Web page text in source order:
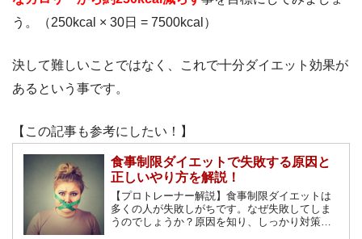
う。（250kcal × 30日 = 7500kcal）
決して難しいことではなく、これで十分ダイエット効果が
あるという事です。
【この記事も参考にしたい！】
食事制限ダイエットで失敗する原因と
正しいやり方を解説！
【プロトレーナー解説】食事制限ダイエットは
多くの人が失敗しがちです。なぜ失敗してしま
うのでしょうか？原因を知り、しっかり対策す